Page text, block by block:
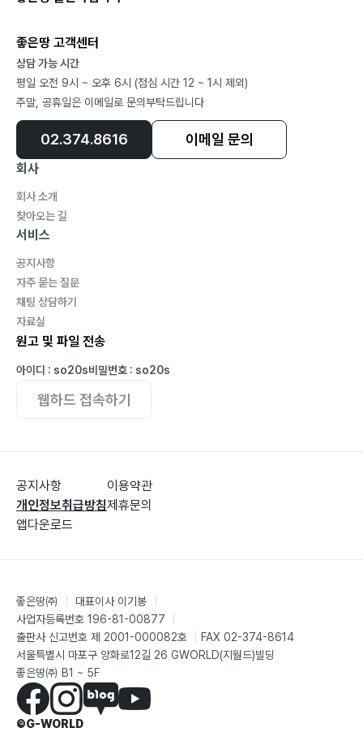
좋은땅 고객센터
상담 가능 시간
평일 오전 9시 ~ 오후 6시 (점심 시간 12 ~ 1시 제외)
주말, 공휴일은 이메일로 문의부탁드립니다
02.374.8616 이메일 문의
회사
회사 소개
찾아오는 길
서비스
공지사항
자주 묻는 질문
채팅 상담하기
자료실
원고 및 파일 전송
아이디 : so20s비밀번호 : so20s
웹하드 접속하기
공지사항
개인정보취급방침
앱다운로드
이용약관
제휴문의
좋은땅㈜ 대표이사 이기봉
사업자등록번호 196-81-00877
출판사 신고번호 제 2001-000082호
FAX 02-374-8614
서울특별시 마포구 양화로12길 26 GWORLD(지월드)빌딩
좋은땅㈜ B1 ~ 5F
©G-WORLD